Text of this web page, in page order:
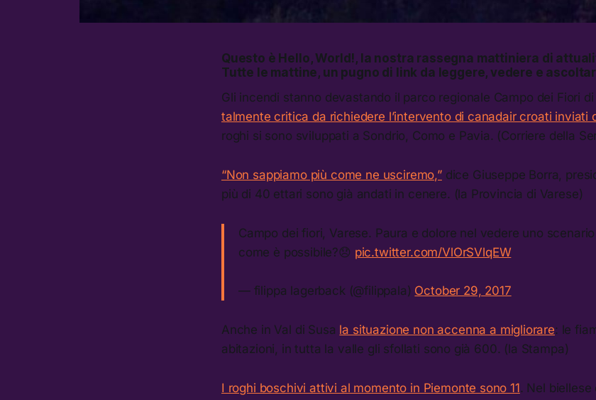
Questo è Hello, World!, la nostra rassegna mattiniera di
Tutte le mattine, un pugno di link da leggere, vedere e
Gli incendi stanno devastando il parco regionale Campo dei Fiori di
talmente critica da richiedere l’intervento di canadair croati inviati
roghi si sono sviluppati a Sondrio, Como e Pavia. (Corriere della
“Non sappiamo più come ne usciremo,”dice Giuseppe Borra,
più di 40 ettari sono già andati in cenere. (la Provincia di Varese)
Campo dei fiori, Varese. Paura e dolore nel vedere uno
come è possibile?😞 pic.twitter.com/VlOrSVlqEW
— filippa lagerback (@filippala) October 29, 2017
Anche in Val di Susa la situazione non accenna a migliorare: le
abitazioni, in tutta la valle gli sfollati sono già 600. (la Stampa)
I roghi boschivi attivi al momento in Piemonte sono 11. Nel